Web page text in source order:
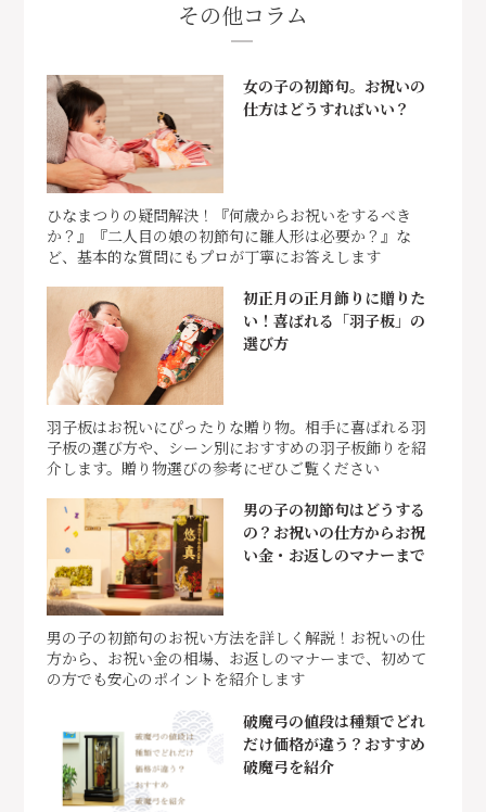
その他コラム
女の子の初節句。お祝いの
仕方はどうすればいい？
ひなまつりの疑問解決！『何歳からお祝いをするべき
か？』『二人目の娘の初節句に雛人形は必要か？』な
ど、基本的な質問にもプロが丁寧にお答えします
初正月の正月飾りに贈りた
い！喜ばれる「羽子板」の
選び方
羽子板はお祝いにぴったりな贈り物。相手に喜ばれる羽
子板の選び方や、シーン別におすすめの羽子板飾りを紹
介します。贈り物選びの参考にぜひご覧ください
男の子の初節句はどうする
の？お祝いの仕方からお祝
い金・お返しのマナーまで
男の子の初節句のお祝い方法を詳しく解説！お祝いの仕
方から、お祝い金の相場、お返しのマナーまで、初めて
の方でも安心のポイントを紹介します
破魔弓の値段は種類でどれ
だけ価格が違う？おすすめ
破魔弓を紹介